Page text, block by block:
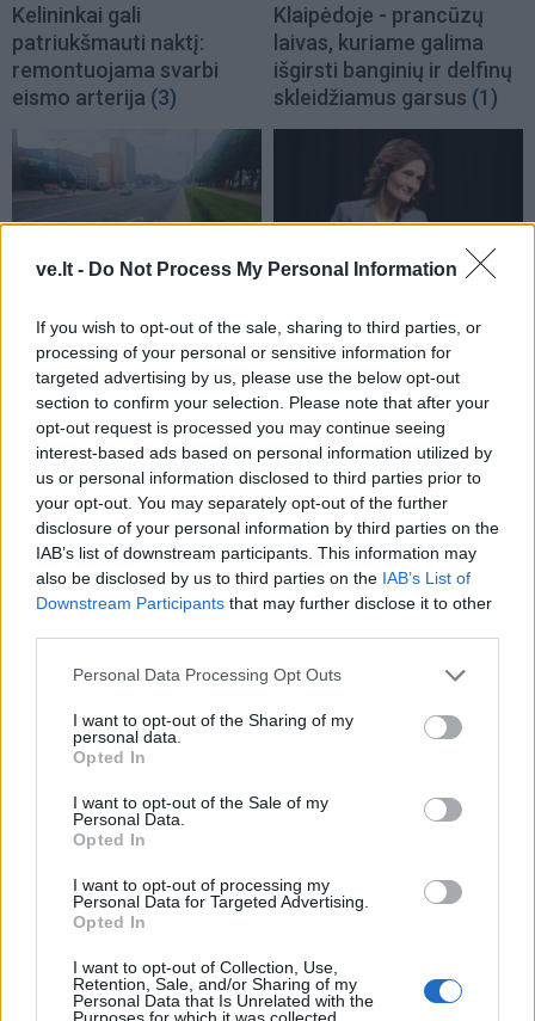
ve.lt - Do Not Process My Personal Information
If you wish to opt-out of the sale, sharing to third parties, or
processing of your personal or sensitive information for
targeted advertising by us, please use the below opt-out
section to confirm your selection. Please note that after your
opt-out request is processed you may continue seeing
interest-based ads based on personal information utilized by
us or personal information disclosed to third parties prior to
your opt-out. You may separately opt-out of the further
disclosure of your personal information by third parties on the
IAB’s list of downstream participants. This information may
also be disclosed by us to third parties on the IAB’s List of
Downstream Participants that may further disclose it to other
Personal Data Processing Opt Outs
I want to opt-out of the Sharing of my
personal data.
Opted In
I want to opt-out of the Sale of my
Personal Data.
Opted In
I want to opt-out of processing my
Personal Data for Targeted Advertising.
Opted In
I want to opt-out of Collection, Use,
Retention, Sale, and/or Sharing of my
Personal Data that Is Unrelated with the
Purposes for which it was collected.
Kelininkai gali
patriukšmauti naktį:
remontuojama svarbi
eismo arterija (3)
Klaipėdoje - prancūzų
laivas, kuriame galima
išgirsti banginių ir delfinų
skleidžiamus garsus (1)
Nusitrynęs ženklinimas
klaidina vairuotojus:
atnaujins tik baigus
prospekto rekonstrukciją
(5)
Čmilytė-Nielsen
neatmeta idėjos
kandidatuoti į
prezidentus (23)
NAUJI